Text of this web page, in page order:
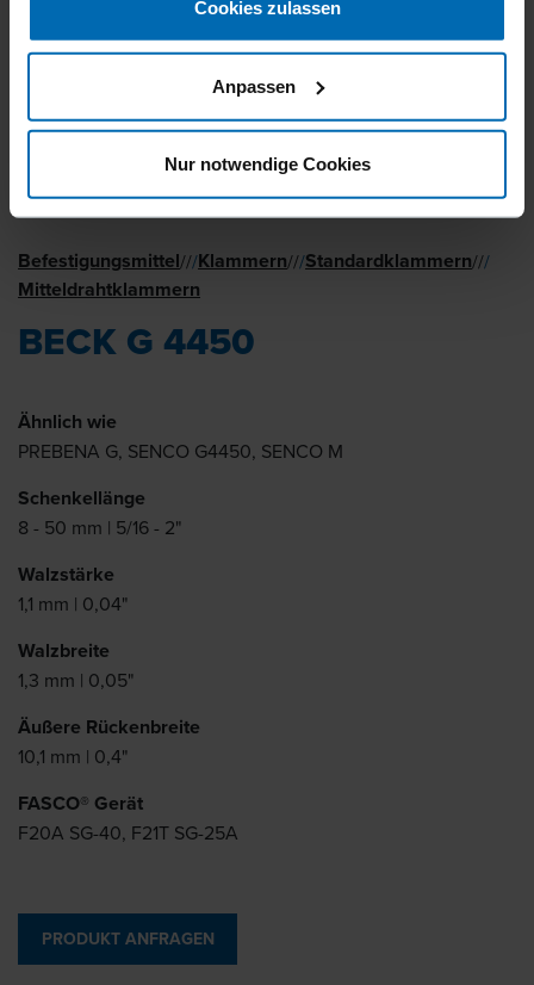
Cookies zulassen
Anpassen
Nur notwendige Cookies
Befestigungsmittel///Klammern///Standard­klammern///
Mitteldrahtklammern
BECK G 4450
Ähnlich wie
PREBENA G, SENCO G4450, SENCO M
Schenkellänge
8 - 50 mm | 5/16 - 2"
Walzstärke
1,1 mm | 0,04"
Walzbreite
1,3 mm | 0,05"
Äußere Rückenbreite
10,1 mm | 0,4"
FASCO® Gerät
F20A SG-40, F21T SG-25A
PRODUKT ANFRAGEN